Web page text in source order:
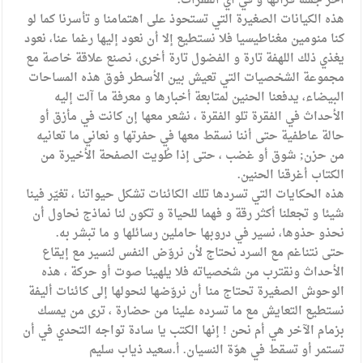
هذه الكيانات الصغيرة التي تستحوذ على اهتمامنا و تأسرنا كما لو
كنا منومين مغناطيسيا فلا نستطيع إلا أن نعود إليها رغما عنا، نعود
يغذي ذلك اللهفة تارة و الفضول تارة أخرى، نصنع علاقة خاصة مع
مجموعة الشخصيات التي تعيش بين الأسطر فوق هذه المساحات
البيضاء، يدفعنا الحنين لمتابعة أخبارها و معرفة ما آلت إليه
الأحداث في الفقرة تلو الفقرة ، نشعر معها إن كانت في مأزق أو
حالة عاطفية حتى أننا نسقط معها في حفرتها و نعاني ما تعانيه
من حزن; شوق أو غضب ، حتى إذا طُويت الصفحة الأخيرة من
الكتاب أغرقنا الحنين.
هذه الحكايات التي تسردها تلك الكائنات تشكل حيواتنا ، تغيّر فينا
شيئا و تجعلنا أكثر رقة و فهما للحياة و تكون لنا نماذج نحاول أن
نحذو حذوها، نسير في دروبها حاملين رسائلها و ما تبشر به.
حتى نتناغم مع السرد نحتاج لأن نروّض النفس لنسير مع إيقاع
الأحداث ونقترب من شخصياته فلا يلهينا صوت أو حركة ، هذه
الوحوش الصغيرة تحتاج منا أن نروّضها لنحولها إلى كائنات أليفة
نستطيع التعايش مع ما تسرده علينا من حضارة ، ترى من يمسك
بزمام الآخر هي أم نحن ! إنها الكتب يا سادة تواجه التحدي في أن
تستمر أو تسقط في هوّة النسيان. أ.سعيد ذياب سليم